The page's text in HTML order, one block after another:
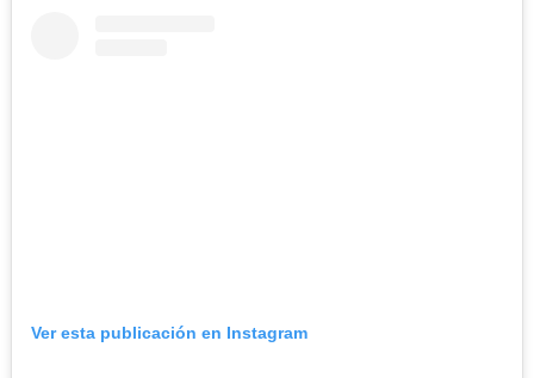
Ver esta publicación en Instagram